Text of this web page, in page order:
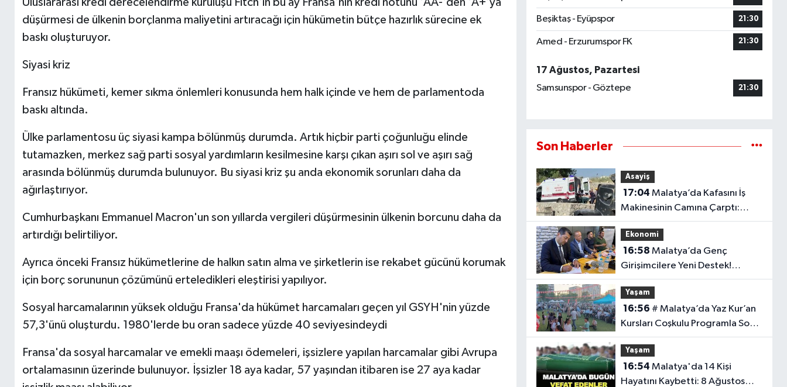
düşürmesi de ülkenin borçlanma maliyetini artıracağı için hükümetin bütçe hazırlık sürecine ek
baskı oluşturuyor.
Siyasi kriz
Fransız hükümeti, kemer sıkma önlemleri konusunda hem halk içinde ve hem de parlamentoda
baskı altında.
Ülke parlamentosu üç siyasi kampa bölünmüş durumda. Artık hiçbir parti çoğunluğu elinde
tutamazken, merkez sağ parti sosyal yardımların kesilmesine karşı çıkan aşırı sol ve aşırı sağ
arasında bölünmüş durumda bulunuyor. Bu siyasi kriz şu anda ekonomik sorunları daha da
ağırlaştırıyor.
Cumhurbaşkanı Emmanuel Macron'un son yıllarda vergileri düşürmesinin ülkenin borcunu daha da
artırdığı belirtiliyor.
Ayrıca önceki Fransız hükümetlerine de halkın satın alma ve şirketlerin ise rekabet gücünü korumak
için borç sorununun çözümünü erteledikleri eleştirisi yapılıyor.
Sosyal harcamalarının yüksek olduğu Fransa'da hükümet harcamaları geçen yıl GSYH'nin yüzde
57,3'ünü oluşturdu. 1980'lerde bu oran sadece yüzde 40 seviyesindeydi
Fransa'da sosyal harcamalar ve emekli maaşı ödemeleri, işsizlere yapılan harcamalar gibi Avrupa
ortalamasının üzerinde bulunuyor. İşsizler 18 aya kadar, 57 yaşından itibaren ise 27 aya kadar
Beşiktaş - Eyüpspor 21:30
Amed - Erzurumspor FK 21:30
17 Ağustos, Pazartesi
Samsunspor - Göztepe
21:30
Son Haberler
Asayiş
17:04
Makinesinin Camına Çarptı:
Hastaneden Döndü, Yeniden
Fenalaştı!
Ekonomi
16:58
Girişimcilere Yeni Destek!
Boyraz Projesini Açıkladı..
Yaşam
16:56
Kursları Coşkulu Programla Sona
Erdi
Yaşam
16:54
Hayatını Kaybetti: 8 Ağustos